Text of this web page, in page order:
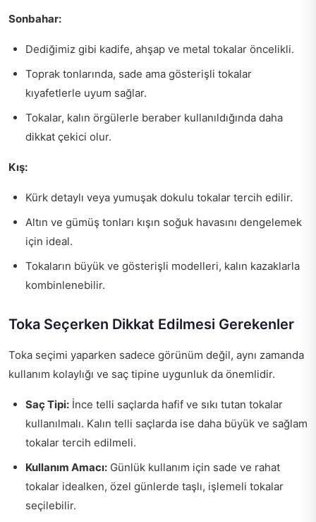
Sonbahar:
Dediğimiz gibi kadife, ahşap ve metal tokalar öncelikli.
Toprak tonlarında, sade ama gösterişli tokalar
kıyafetlerle uyum sağlar.
Tokalar, kalın örgülerle beraber kullanıldığında daha
dikkat çekici olur.
Kış:
Kürk detaylı veya yumuşak dokulu tokalar tercih edilir.
Altın ve gümüş tonları kışın soğuk havasını dengelemek
için ideal.
Tokaların büyük ve gösterişli modelleri, kalın kazaklarla
kombinlenebilir.
Toka Seçerken Dikkat Edilmesi Gerekenler
Toka seçimi yaparken sadece görünüm değil, aynı zamanda
kullanım kolaylığı ve saç tipine uygunluk da önemlidir.
Saç Tipi: İnce telli saçlarda hafif ve sıkı tutan tokalar
kullanılmalı. Kalın telli saçlarda ise daha büyük ve sağlam
tokalar tercih edilmeli.
Kullanım Amacı: Günlük kullanım için sade ve rahat
tokalar idealken, özel günlerde taşlı, işlemeli tokalar
seçilebilir.